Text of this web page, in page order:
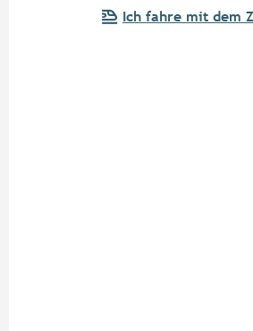
Ich fahre mit dem